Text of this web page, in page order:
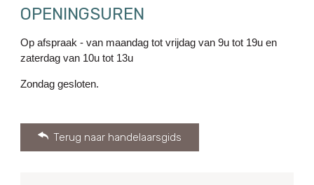
OPENINGSUREN
Op afspraak - van maandag tot vrijdag van 9u tot 19u en
zaterdag van 10u tot 13u
Zondag gesloten.
Terug naar handelaarsgids